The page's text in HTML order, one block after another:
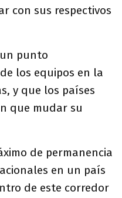
con sus respectivos
punto
los equipos en la
y que los países
que mudar su
de permanencia
en un país
de este corredor